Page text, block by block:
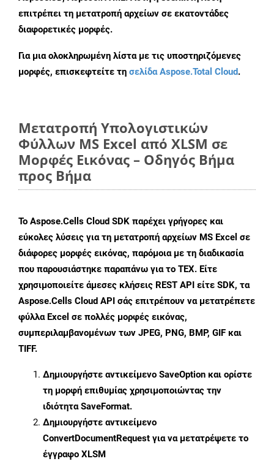
επιτρέπει τη μετατροπή αρχείων σε εκατοντάδες
διαφορετικές μορφές.
Για μια ολοκληρωμένη λίστα με τις υποστηριζόμενες
μορφές, επισκεφτείτε τη σελίδα Aspose.Total Cloud.
Μετατροπή Υπολογιστικών
Φύλλων MS Excel από XLSM σε
Μορφές Εικόνας – Οδηγός Βήμα
προς Βήμα
Το Aspose.Cells Cloud SDK παρέχει γρήγορες και
εύκολες λύσεις για τη μετατροπή αρχείων MS Excel σε
διάφορες μορφές εικόνας, παρόμοια με τη διαδικασία
που παρουσιάστηκε παραπάνω για το TEX. Είτε
χρησιμοποιείτε άμεσες κλήσεις REST API είτε SDK, τα
Aspose.Cells Cloud API σάς επιτρέπουν να μετατρέπετε
φύλλα Excel σε πολλές μορφές εικόνας,
συμπεριλαμβανομένων των JPEG, PNG, BMP, GIF και
TIFF.
Δημιουργήστε αντικείμενο SaveOption και ορίστε
τη μορφή επιθυμίας χρησιμοποιώντας την
ιδιότηταSaveFormat.
Δημιουργήστε αντικείμενο
ConvertDocumentRequest για να μετατρέψετε το
έγγραφο XLSM